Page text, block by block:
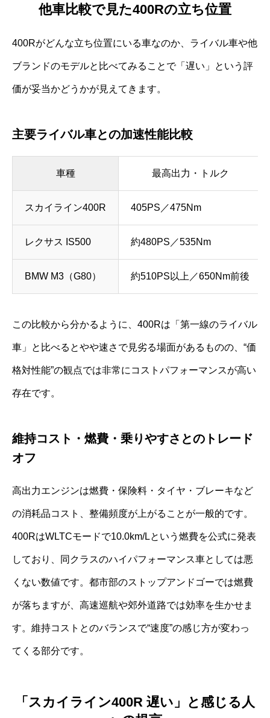
他車比較で見た400Rの立ち位置
400Rがどんな立ち位置にいる車なのか、ライバル車や他
ブランドのモデルと比べてみることで「遅い」という評
価が妥当かどうかが見えてきます。
主要ライバル車との加速性能比較
車種 最高出力・トルク
スカイライン400R 405PS／475Nm
レクサス IS500 約480PS／535Nm
BMW M3（G80） 約510PS以上／650Nm前後
この比較から分かるように、400Rは「第一線のライバル
車」と比べるとやや速さで見劣る場面があるものの、“価
格対性能”の観点では非常にコストパフォーマンスが高い
存在です。
維持コスト・燃費・乗りやすさとのトレード
オフ
高出力エンジンは燃費・保険料・タイヤ・ブレーキなど
の消耗品コスト、整備頻度が上がることが一般的です。
400RはWLTCモードで10.0km/Lという燃費を公式に発表
しており、同クラスのハイパフォーマンス車としては悪
くない数値です。都市部のストップアンドゴーでは燃費
が落ちますが、高速巡航や郊外道路では効率を生かせま
す。維持コストとのバランスで“速度”の感じ方が変わっ
てくる部分です。
「スカイライン400R 遅い」と感じる人